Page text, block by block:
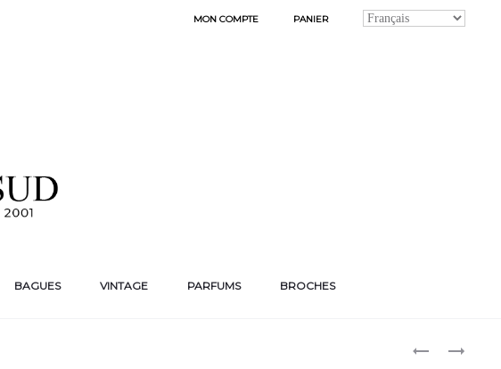
MON COMPTE PANIER
BAGUES VINTAGE PARFUMS BROCHES
BRACELET
BRACELET